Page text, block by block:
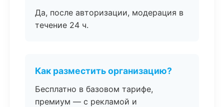
Да, после авторизации, модерация в
течение 24 ч.
Как разместить организацию?
Бесплатно в базовом тарифе,
премиум — с рекламой и